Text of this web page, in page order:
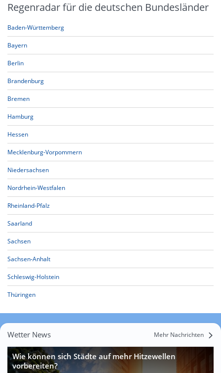
Regenradar für die deutschen Bundesländer
Baden-Württemberg
Bayern
Berlin
Brandenburg
Bremen
Hamburg
Hessen
Mecklenburg-Vorpommern
Niedersachsen
Nordrhein-Westfalen
Rheinland-Pfalz
Saarland
Sachsen
Sachsen-Anhalt
Schleswig-Holstein
Thüringen
Wetter News Mehr Nachrichten
Wie können sich Städte auf mehr Hitzewellen
vorbereiten?